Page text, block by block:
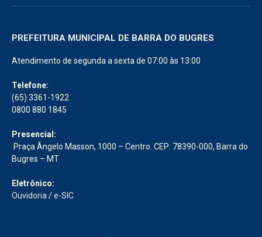
PREFEITURA MUNICIPAL DE BARRA DO BUGRES
Atendimento de segunda a sexta de 07:00 às 13:00
Telefone:
(65) 3361-1922
0800 880 1845
Presencial:
Praça Ângelo Masson, 1000 – Centro. CEP: 78390-000, Barra do
Bugres – MT
Eletrônico:
Ouvidoria/e-SIC